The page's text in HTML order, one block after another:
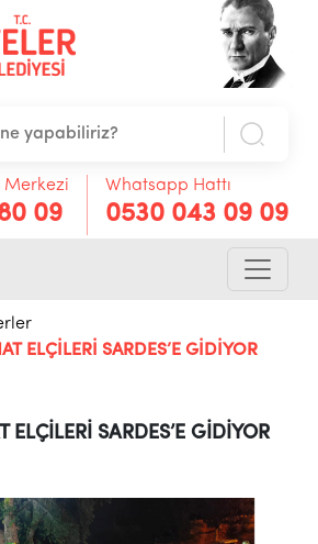
Merkezi
09
Whatsapp Hattı
0530 043 09 09
ELÇİLERİ SARDES’E GİDİYOR
ELÇİLERİ SARDES’E GİDİYOR